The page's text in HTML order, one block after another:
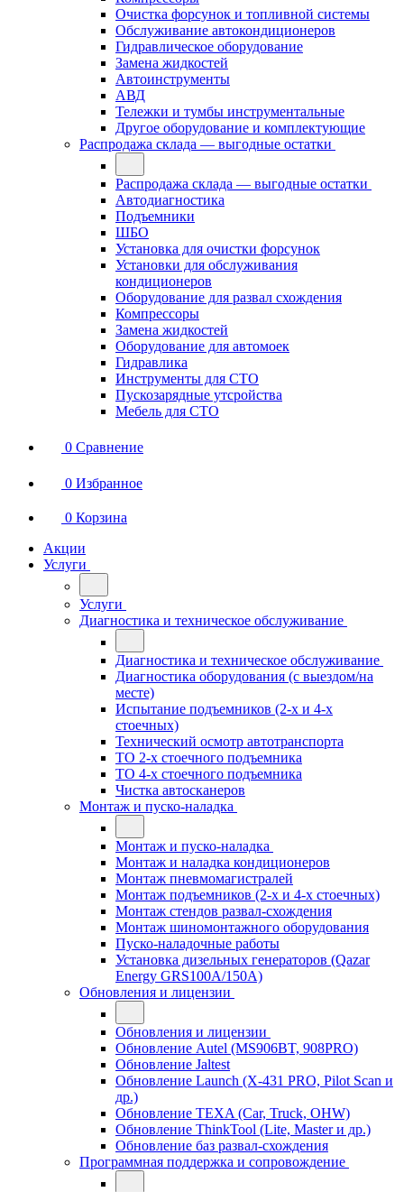
Очистка форсунок и топливной системы
Обслуживание автокондиционеров
Гидравлическое оборудование
Замена жидкостей
Автоинструменты
АВД
Тележки и тумбы инструментальные
Другое оборудование и комплектующие
Распродажа склада — выгодные остатки
Распродажа склада — выгодные остатки
Автодиагностика
Подъемники
ШБО
Установка для очистки форсунок
Установки для обслуживания
кондиционеров
Оборудование для развал схождения
Компрессоры
Замена жидкостей
Оборудование для автомоек
Гидравлика
Инструменты для СТО
Пускозарядные утсройства
Мебель для СТО
0 Сравнение
0 Избранное
0 Корзина
Акции
Услуги
Услуги
Диагностика и техническое обслуживание
Диагностика и техническое обслуживание
Диагностика оборудования (с выездом/на
месте)
Испытание подъемников (2-х и 4-х
стоечных)
Технический осмотр автотранспорта
ТО 2-х стоечного подъемника
ТО 4-х стоечного подъемника
Чистка автосканеров
Монтаж и пуско-наладка
Монтаж и пуско-наладка
Монтаж и наладка кондиционеров
Монтаж пневмомагистралей
Монтаж подъемников (2-х и 4-х стоечных)
Монтаж стендов развал-схождения
Монтаж шиномонтажного оборудования
Пуско-наладочные работы
Установка дизельных генераторов (Qazar
Energy GRS100A/150A)
Обновления и лицензии
Обновления и лицензии
Обновление Autel (MS906BT, 908PRO)
Обновление Jaltest
Обновление Launch (X-431 PRO, Pilot Scan и
др.)
Обновление TEXA (Car, Truck, OHW)
Обновление ThinkTool (Lite, Master и др.)
Обновление баз развал-схождения
Программная поддержка и сопровождение